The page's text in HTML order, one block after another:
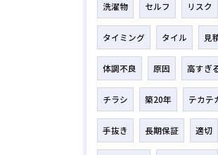
洗濯物 セルフ リスク
タイミング タイル 見
体調不良 原因 高すぎ
チラシ 築20年 テカテ
手抜き 長期保証 適切